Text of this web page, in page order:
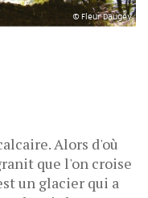
© Fleur Daugey
Alors d'où
que l'on croise
un glacier qui a